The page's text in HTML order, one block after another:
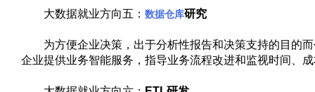
大数据就业方向五： 数据仓库研究
为方便企业决策，出于分析性报告和决策支持的目的而
企业提供业务智能服务，指导业务流程改进和监视时间、